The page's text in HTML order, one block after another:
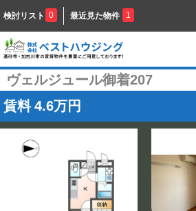
検討リスト 0 最近見た物件 1
ヴェルジュール御着207
賃料 4.6万円